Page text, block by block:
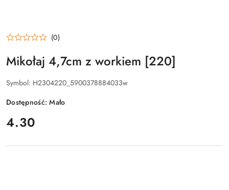
(0)
Mikołaj 4,7cm z workiem [220]
Symbol: H2304220_5900378884033w
Dostępność:Mało
cena:
4.30